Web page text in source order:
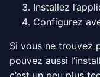
Installez
Configurez
Si vous ne trouvez
pouvez aussi